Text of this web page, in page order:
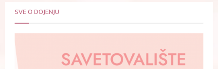
SVE O DOJENJU